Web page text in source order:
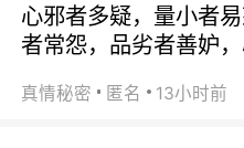
心邪者多疑，量小者
者常怨，品劣者善妒
真情秘密 匿名 13小时前